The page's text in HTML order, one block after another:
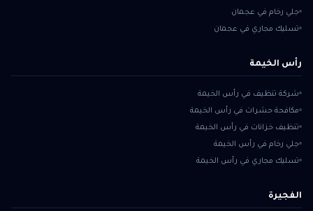
جلي رخام في عجمان
تسليك مجاري في عجمان
رأس الخيمة
شركة تنظيف في رأس الخيمة
مكافحة حشرات في رأس الخيمة
تنظيف خزانات في رأس الخيمة
جلي رخام في رأس الخيمة
تسليك مجاري في رأس الخيمة
الفجيرة